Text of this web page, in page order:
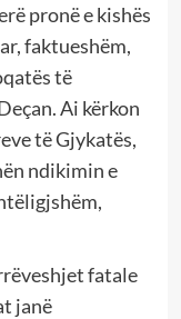
pronë e kishës
faktueshëm,
të
Ai kërkon
të Gjykatës,
ndikimin e
fatale
janë